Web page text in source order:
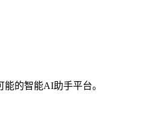
的智能AI助手平台。